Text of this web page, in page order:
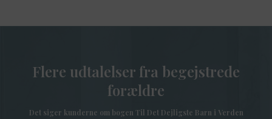
Flere udtalelser fra begejstrede
forældre
Det siger kunderne om bogen Til Det Dejligste Barn i Verden